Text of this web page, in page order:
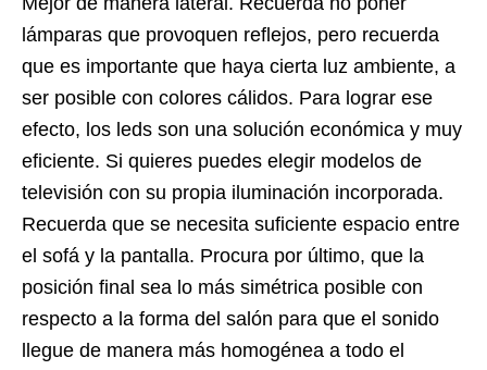
lámparas que provoquen reflejos, pero recuerda
que es importante que haya cierta luz ambiente, a
ser posible con colores cálidos. Para lograr ese
efecto, los leds son una solución económica y muy
eficiente. Si quieres puedes elegir modelos de
televisión con su propia iluminación incorporada.
Recuerda que se necesita suficiente espacio entre
el sofá y la pantalla. Procura por último, que la
posición final sea lo más simétrica posible con
respecto a la forma del salón para que el sonido
llegue de manera más homogénea a todo el